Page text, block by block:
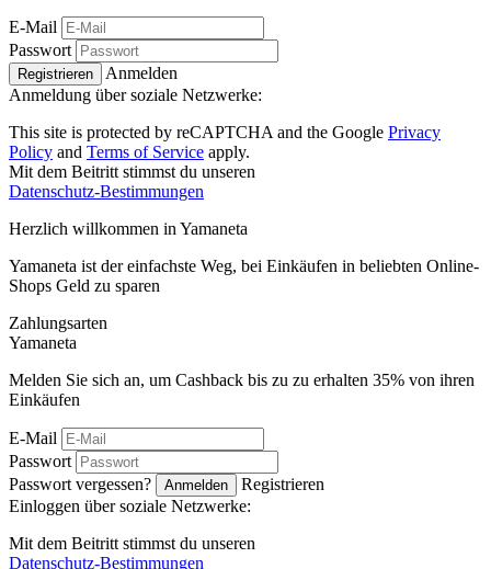
E-Mail
Passwort
Registrieren
Anmelden
Anmeldung über soziale Netzwerke:
This site is protected by reCAPTCHA and the Google Privacy
Policy and Terms of Service apply.
Mit dem Beitritt stimmst du unseren
Datenschutz-Bestimmungen
Herzlich willkommen in Yamaneta
Yamaneta ist der einfachste Weg, bei Einkäufen in beliebten Online-
Shops Geld zu sparen
Zahlungsarten
Yamaneta
Melden Sie sich an, um Cashback bis zu zu erhalten 35% von ihren
Einkäufen
E-Mail
Passwort
Passwort vergessen?
Anmelden
Registrieren
Einloggen über soziale Netzwerke:
Mit dem Beitritt stimmst du unseren
Datenschutz-Bestimmungen